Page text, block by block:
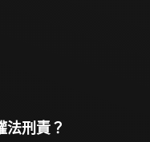
法刑責？